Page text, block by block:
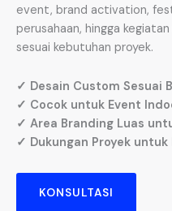
event, brand activation,
perusahaan, hingga
sesuai kebutuhan proyek.
✓ Desain Custom Sesuai
✓ Cocok untuk Event
✓ Area Branding Luas
✓ Dukungan Proyek
KONSULTASI